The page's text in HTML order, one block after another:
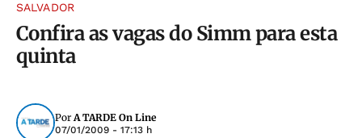
SALVADOR
Confira as vagas do Simm para esta
quinta
PorA TARDE On Line
07/01/2009 - 17:13 h